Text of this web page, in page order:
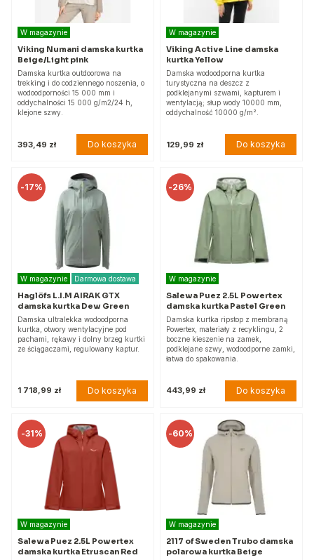
W magazynie
Viking Numani damska kurtka
Beige/Light pink
Damska kurtka outdoorowa na
trekking i do codziennego noszenia, o
wodoodporności 15 000 mm i
oddychalności 15 000 g/m2/24 h,
klejone szwy.
393,49 zł Do koszyka
W magazynie
Viking Active Line damska
kurtka Yellow
Damska wodoodporna kurtka
turystyczna na deszcz z
podklejanymi szwami, kapturem i
wentylacją; słup wody 10000 mm,
oddychalność 10000 g/m².
129,99 zł Do koszyka
-17%
W magazynie Darmowa dostawa
Haglöfs L.I.M AIRAK GTX
damska kurtka Dew Green
Damska ultralekka wodoodporna
kurtka, otwory wentylacyjne pod
pachami, rękawy i dolny brzeg kurtki
ze ściągaczami, regulowany kaptur.
1 718,99 zł Do koszyka
-26%
W magazynie
Salewa Puez 2.5L Powertex
damska kurtka Pastel Green
Damska kurtka ripstop z membraną
Powertex, materiały z recyklingu, 2
boczne kieszenie na zamek,
podklejane szwy, wodoodporne zamki,
łatwa do spakowania.
443,99 zł Do koszyka
-31%
W magazynie
Salewa Puez 2.5L Powertex
damska kurtka Etruscan Red
-60%
W magazynie
2117 of Sweden Trubo damska
polarowa kurtka Beige